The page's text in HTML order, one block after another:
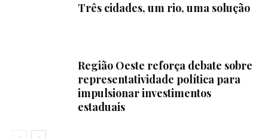
Três cidades, um rio, uma solução
Região Oeste reforça debate sobre
representatividade política para
impulsionar investimentos
estaduais